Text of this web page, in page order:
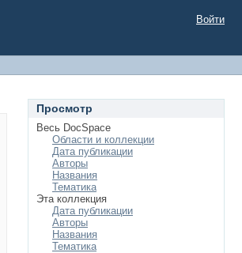
Войти
Просмотр
Весь DocSpace
Области и коллекции
Дата публикации
Авторы
Названия
Тематика
Эта коллекция
Дата публикации
Авторы
Названия
Тематика